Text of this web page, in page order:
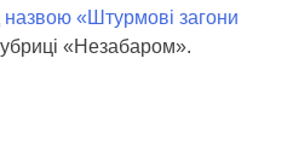
назвою «Штурмові загони
«Незабаром».